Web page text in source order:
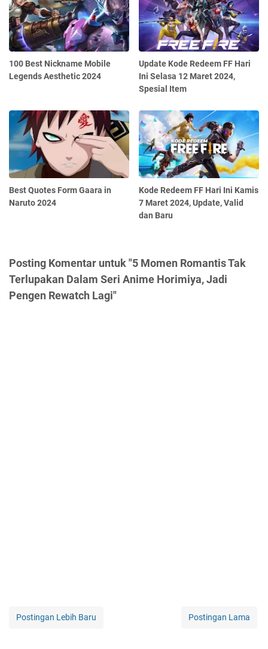
100 Best Nickname Mobile
Legends Aesthetic 2024
Update Kode Redeem FF Hari
Ini Selasa 12 Maret 2024,
Spesial Item
Best Quotes Form Gaara in
Naruto 2024
Kode Redeem FF Hari Ini Kamis
7 Maret 2024, Update, Valid
dan Baru
Posting Komentar untuk "5 Momen Romantis Tak
Terlupakan Dalam Seri Anime Horimiya, Jadi
Pengen Rewatch Lagi"
Postingan Lebih Baru Postingan Lama